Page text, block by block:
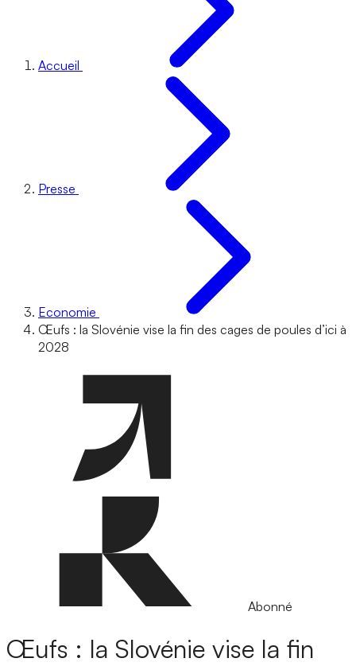
Accueil
Presse
Economie
Œufs : la Slovénie vise la fin des cages de poules d’ici à
2028
Abonné
Œufs : la Slovénie vise la fin